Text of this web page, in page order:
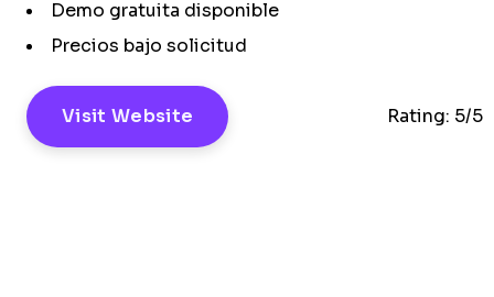
Demo gratuita disponible
Precios bajo solicitud
Visit Website Rating: 5/5